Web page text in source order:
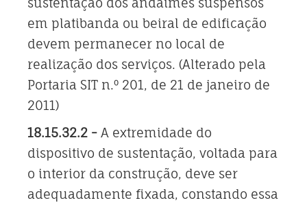
em platibanda ou beiral de edificação
devem permanecer no local de
realização dos serviços. (Alterado pela
Portaria SIT n.º 201, de 21 de janeiro de
2011)
18.15.32.2 - A extremidade do
dispositivo de sustentação, voltada para
o interior da construção, deve ser
adequadamente fixada, constando essa